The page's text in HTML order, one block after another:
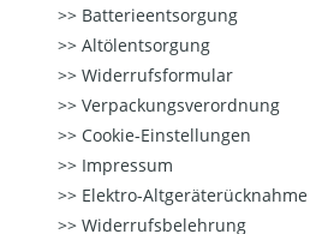
Batterieentsorgung
Altölentsorgung
Widerrufsformular
Verpackungsverordnung
Cookie-Einstellungen
Impressum
Elektro-Altgeräterücknahme
Widerrufsbelehrung